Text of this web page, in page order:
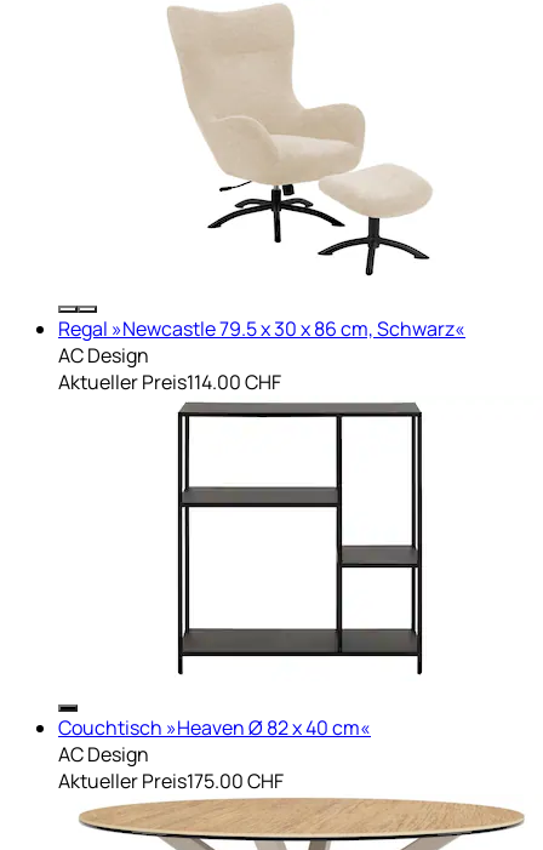
Regal »Newcastle 79.5 x 30 x 86 cm, Schwarz«
AC Design
Aktueller Preis114.00 CHF
Couchtisch »Heaven Ø 82 x 40 cm«
AC Design
Aktueller Preis175.00 CHF